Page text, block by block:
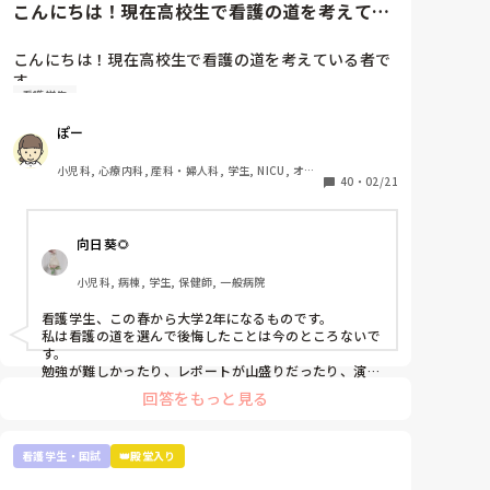
ません。
文章も纏まらない。最悪ですね。これでも、看護師を
目指すべきでしょうか。アドバイス頂きたいです。よ
看護師になって勉強量が増えるというより、今学んでい
丈夫ですよ。それに、自分の知り合いですが3ヶ月だけ
病院で働き嫌になりやめて、今はクリニックの外来でゆ
こういう道もありますよ。絶対病院で働かないと看護師
の意味がないという訳では無いです。
むしろ、実習で嫌な思いをもし実習先のせいでしたのな
越すつもりで視野を広げ探すのも一つの手だと思いま
す。
私は看護師に向いてる人は、人の話を聞いて自分の中で
整理しアウトプットできる人だと思います。主様が向い
ているかは文面上では分かりません。少なくとも実習中
徹夜するくらい患者さんのこと、指導されたことを思い
勉強しているのは強みだと思います。いいことです。
これくらいしか言えないです。お役に立てるかわかりま
こんにちは！現在高校生で看護の道を考えてい
こんにちは！現在高校生で看護の道を考えている者で
す
看護学生や看護師の方に是非お聞きしたいのですが、
看護師になって後悔していたりやめとけばよかったと
思いますか？それとも、やっぱり頑張って良かったと
思われますか？
色々と将来に不安が多く是非教えて頂きたいです！
看護学生
ぽー
小児科, 心療内科, 産科・婦人科, 学生, NICU, オペ
40 ・ 02/21
向日葵🌻
小児科, 病棟, 学生, 保健師, 一般病院
看護学生、この春から大学2年になるものです。
私は看護の道を選んで後悔したことは今のところないで
す。
勉強が難しかったり、レポートが山盛りだったり、演習
や実習が大変だったりします。
でも、大学1年間勉強を投げ出したり、演習をさぼった
だって、将来、患者さんを少しでも元気で明るい気持ち
にさせたいって思ってるから😌
回答をもっと見る
看護学生・国試 👑殿堂入り